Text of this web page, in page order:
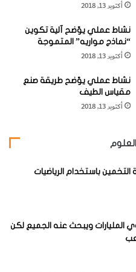
وذاعَ صيتُها في أقْطارِ الوَطَنِ
العَرَبِ.
أَشْهَرُها مَعْرَكَةَ «الخِضْرِ»
قُرْبَ «بَيْتِ لَحْمِ» في الرابِعِ من أكتوبر سنةَ 1936، وجُرِحَ عَبْدُ
أعوانُه إلَى دِمَشْق لِتَلَقِّي
اللَّجْنَةُ العَرَبِيَّةُ العُلْيا
بِحَلِّ القَضِيَّةِ حَلاًّ عادِلاً.
الحسينِيُّ إلَى فِلِسطينَ سِرًّا
أكتوبر 13, 2018
نشاط عملي يوّضح آلية تكوين
“نماذج مواريه” المتموجة
أكتوبر 13, 2018
نشاط عملي يوّضح طريقة صنع
مقياس الطيف
أكتوبر 13, 2018
باستخدام الرياضيات
المليارات ويبحث عنه الجميع لكن